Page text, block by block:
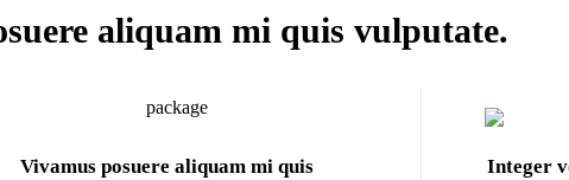
aliquam mi quis vulputate.
Vivamus posuere aliquam mi quis
Integer